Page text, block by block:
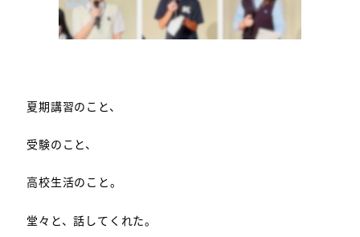
夏期講習のこと、
受験のこと、
高校生活のこと。
堂々と、話してくれた。